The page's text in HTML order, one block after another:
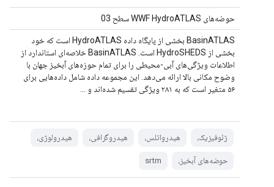
حوضه‌های WWF HydroATLAS سطح 03
BasinATLAS بخشی از پایگاه داده HydroATLAS است که خود
بخشی از HydroSHEDS است. BasinATLAS خلاصه‌ای استاندارد از
اطلاعات ویژگی‌های آبی-محیطی را برای تمام حوزه‌های آبخیز جهان با
وضوح مکانی بالا ارائه می‌دهد. این مجموعه داده شامل داده‌هایی برای
۵۶ متغیر است که به ۲۸۱ ویژگی تقسیم شده‌اند و ...
ژئوفیزیک، هیدرواتلس، هیدروگرافی، هیدرولوژی،
حوضه‌های آبخیز، srtm